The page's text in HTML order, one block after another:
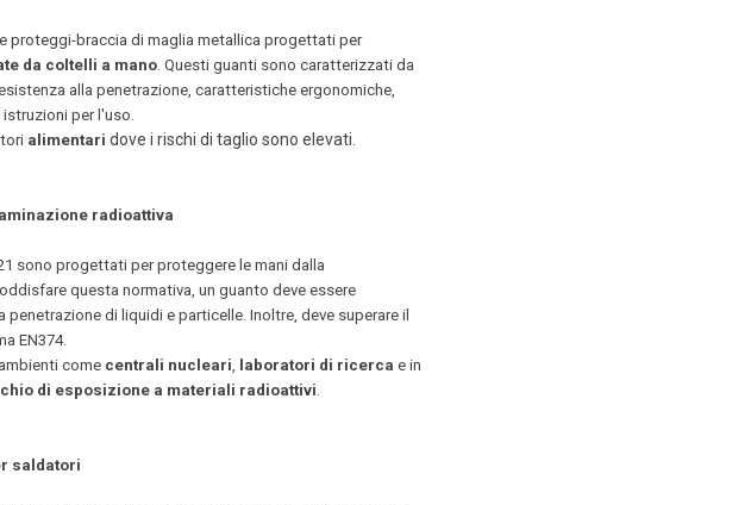
proteggi-braccia di maglia metallica progettati per
da coltelli a mano. Questi guanti sono caratterizzati da
alla penetrazione, caratteristiche ergonomiche,
per l'uso.
alimentari dove i rischi di taglio sono elevati.
radioattiva
sono progettati per proteggere le mani dalla
questa normativa, un guanto deve essere
di liquidi e particelle. Inoltre, deve superare il
EN374.
come centrali nucleari, laboratori di ricerca e in
di esposizione a materiali radioattivi.
saldatori